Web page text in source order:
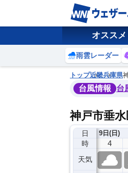
オススメ
雨雲レーダー
トップ近畿兵庫県
台風情報 台
神戸市垂
日
時
天気
9日(日)
3 4